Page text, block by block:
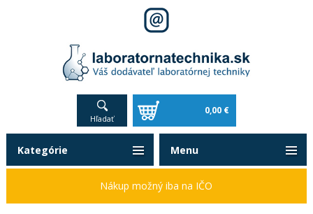
Hľadať
0,00 €
Kategórie
Nákup možný iba na IČO
Menu